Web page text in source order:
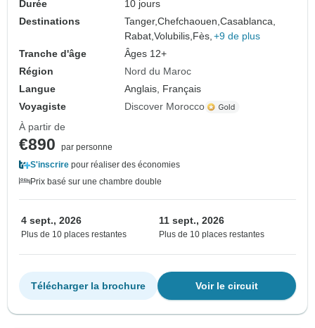
Durée
10 jours
Destinations
Tanger,Chefchaouen,Casablanca,
Rabat,Volubilis, Fès, +9 de plus
Tranche d'âge
Âges 12+
Région
Nord du Maroc
Langue
Anglais, Français
Voyagiste
Discover Morocco
À partir de
€890
par personne
S'inscrire pour réaliser des économies
Prix basé sur une chambre double
4 sept., 2026
Plus de 10 places restantes
11 sept., 2026
Plus de 10 places restantes
Voir le circuit
Télécharger la brochure